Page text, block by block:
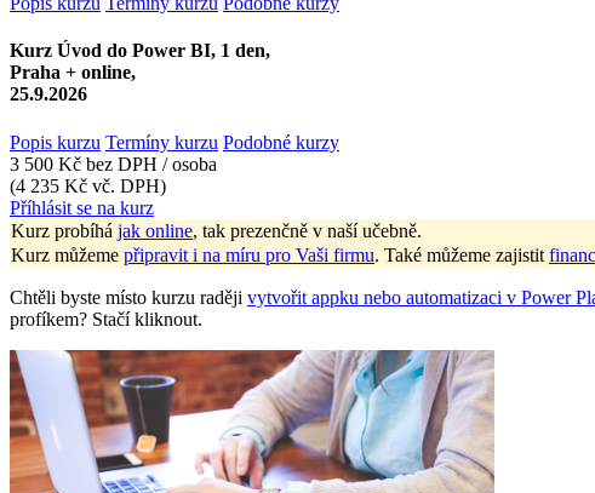
Kurz Úvod do Power BI, 1 den,
Praha + online,
25.9.2026
Popis kurzu Termíny kurzu Podobné kurzy
3 500 Kč bez DPH / osoba
(4 235 Kč vč. DPH)
Příhlásit se na kurz
Kurz probíhá jak online, tak prezenčně v naší učebně.
Kurz můžeme připravit i na míru pro Vaši firmu. Také můžeme zajistit
Chtěli byste místo kurzu raději vytvořit appku nebo automatizaci v Power
profíkem? Stačí kliknout.